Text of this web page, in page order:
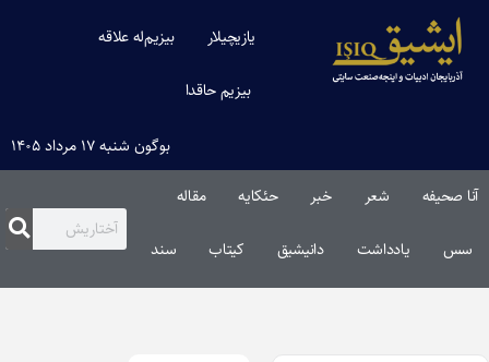
یازیچیلار بیزیم‌له علاقه
بیزیم حاقدا
بوگون شنبه ۱۷ مرداد ۱۴۰۵
آنا صحیفه شعر خبر حئکایه مقاله‌
سس یادداشت دانیشیق کیتاب سند